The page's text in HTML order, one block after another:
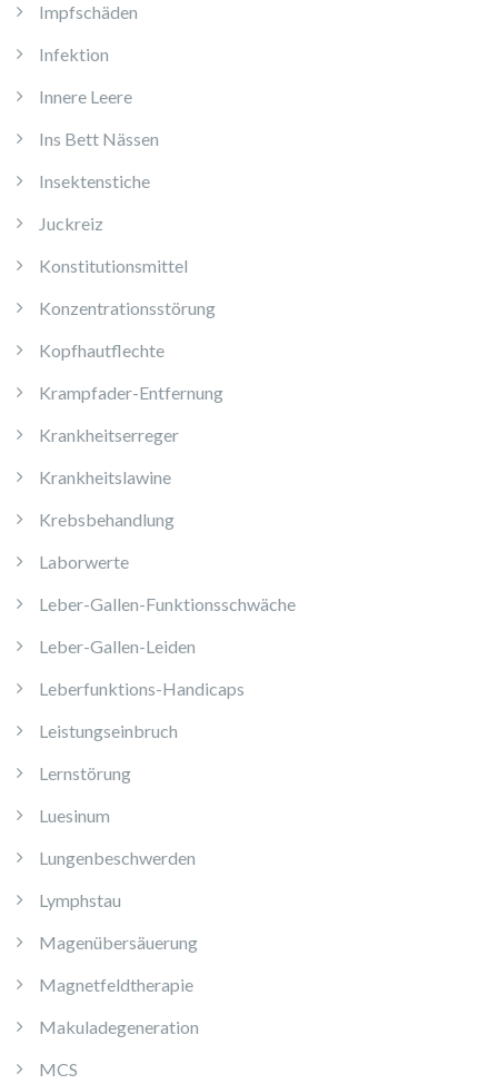
Impfschäden
Infektion
Innere Leere
Ins Bett Nässen
Insektenstiche
Juckreiz
Konstitutionsmittel
Konzentrationsstörung
Kopfhautflechte
Krampfader-Entfernung
Krankheitserreger
Krankheitslawine
Krebsbehandlung
Laborwerte
Leber-Gallen-Funktionsschwäche
Leber-Gallen-Leiden
Leberfunktions-Handicaps
Leistungseinbruch
Lernstörung
Luesinum
Lungenbeschwerden
Lymphstau
Magenübersäuerung
Magnetfeldtherapie
Makuladegeneration
MCS